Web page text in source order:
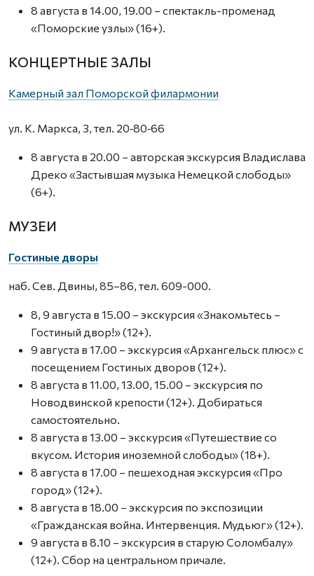
8 августа в 14.00, 19.00 – спектакль-променад
«Поморские узлы» (16+).
КОНЦЕРТНЫЕ ЗАЛЫ
Камерный зал Поморской филармонии
ул. К. Маркса, 3, тел. 20‑80‑66
8 августа в 20.00 – авторская экскурсия Владислава
Дреко «Застывшая музыка Немецкой слободы»
(6+).
МУЗЕИ
Гостиные дворы
наб. Сев. Двины, 85–86, тел. 609-000.
8, 9 августа в 15.00 – экскурсия «Знакомьтесь –
Гостиный двор!» (12+).
9 августа в 17.00 – экскурсия «Архангельск плюс» с
посещением Гостиных дворов (12+).
8 августа в 11.00, 13.00, 15.00 – экскурсия по
Новодвинской крепости (12+). Добираться
самостоятельно.
8 августа в 13.00 – экскурсия «Путешествие со
вкусом. История иноземной слободы» (18+).
8 августа в 17.00 – пешеходная экскурсия «Про
город» (12+).
8 августа в 18.00 – экскурсия по экспозиции
«Гражданская война. Интервенция. Мудьюг» (12+).
9 августа в 8.10 – экскурсия в старую Соломбалу»
(12+). Сбор на центральном причале.